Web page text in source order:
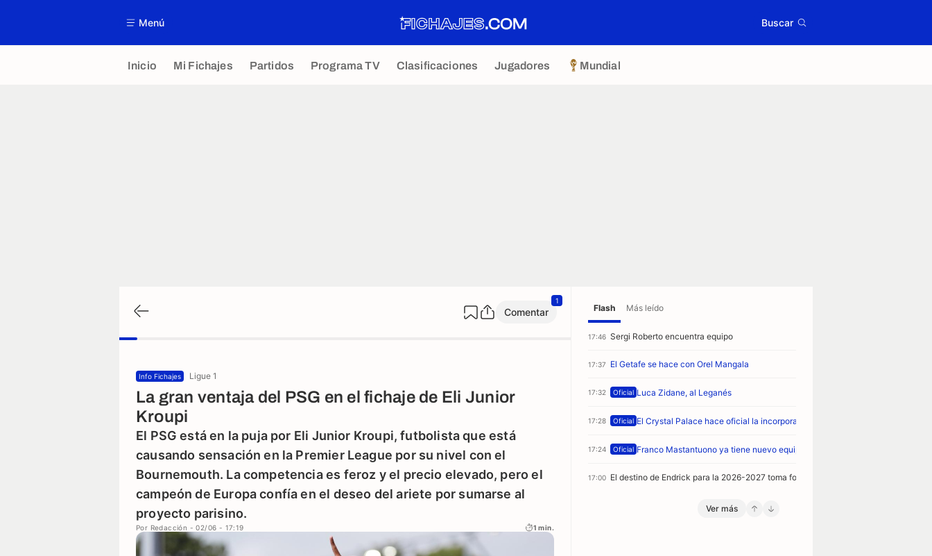
Menú Buscar
Inicio Mi Fichajes Partidos Programa TV Clasificaciones Jugadores Mundial
Comentar
1
Info Fichajes Ligue 1
La gran ventaja del PSG en el fichaje de Eli Junior
Kroupi
El PSG está en la puja por Eli Junior Kroupi, futbolista que está
causando sensación en la Premier League por su nivel con el
Bournemouth. La competencia es feroz y el precio elevado, pero el
campeón de Europa confía en el deseo del ariete por sumarse al
proyecto parisino.
Por Redacción - 02/06 - 17:19 1 min.
Flash Más leído
17:46 Sergi Roberto encuentra equipo
17:37 El Getafe se hace con Orel Mangala
17:32 Oficial Luca Zidane, al Leganés
17:28 Oficial El Crystal Palace hace oficial la incorporación de Takehiro Tomiyasu
17:24 Oficial Franco Mastantuono ya tiene nuevo equipo
17:00 El destino de Endrick para la 2026-2027 toma forma
Ver más